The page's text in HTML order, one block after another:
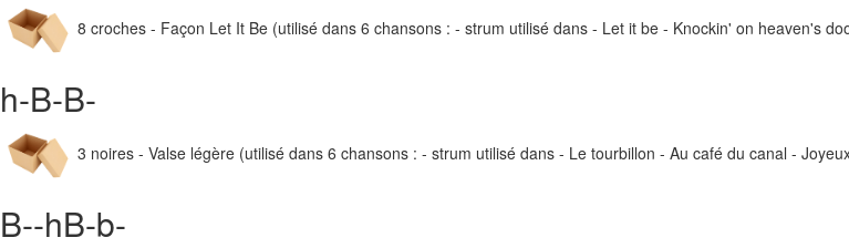
8 croches - Façon Let It Be (utilisé dans 6 chansons : - strum utilisé dans - Let it be - Knockin' on heaven's
h-B-B-
3 noires - Valse légère (utilisé dans 6 chansons : - strum utilisé dans - Le tourbillon - Au café du canal -
B--hB-b-